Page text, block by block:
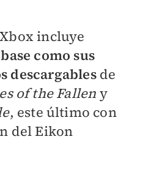
incluye
como sus
descargablesde
of the Fallen y
, este último con
del Eikon